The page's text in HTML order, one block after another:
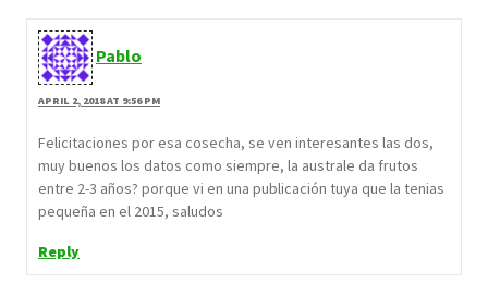
Pablo
APRIL 2, 2018 AT 9:56 PM
Felicitaciones por esa cosecha, se ven interesantes las dos,
muy buenos los datos como siempre, la australe da frutos
entre 2-3 años? porque vi en una publicación tuya que la tenias
pequeña en el 2015, saludos
Reply